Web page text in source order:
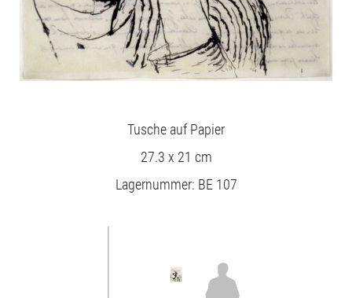
Tusche auf Papier
27.3 x 21 cm
Lagernummer: BE 107